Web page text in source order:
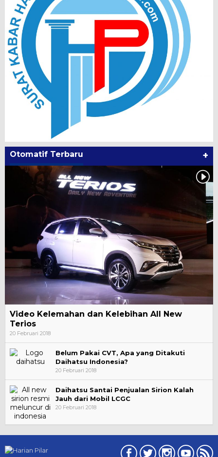
Otomatif Terbaru +
Video Kelemahan dan Kelebihan All New
Terios
20 Februari 2018
Belum Pakai CVT, Apa yang Ditakuti
Daihatsu Indonesia?
20 Februari 2018
Daihatsu Santai Penjualan Sirion Kalah
Jauh dari Mobil LCGC
20 Februari 2018